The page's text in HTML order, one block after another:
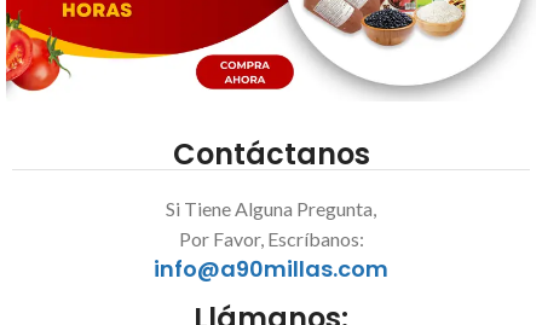
Contáctanos
Si Tiene Alguna Pregunta,
Por Favor, Escríbanos:
info@a90millas.com